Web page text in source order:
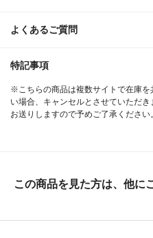
よくあるご質問
特記事項
※こちらの商品は複数サイトで在庫
い場合、キャンセルとさせていただ
お送りしますので予めご了承ください。
この商品を見た方は、他に